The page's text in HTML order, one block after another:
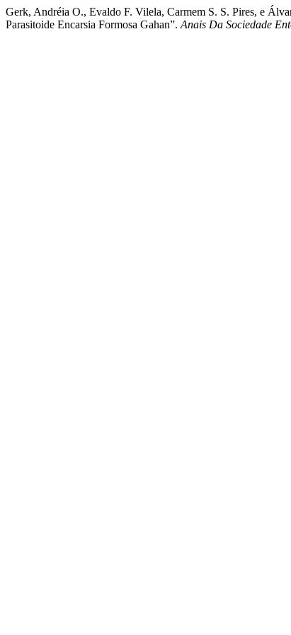
Gerk, Andréia O., Evaldo F. Vilela, Carmem S. S. Pires, e
Parasitoide Encarsia Formosa Gahan”. Anais Da Sociedade